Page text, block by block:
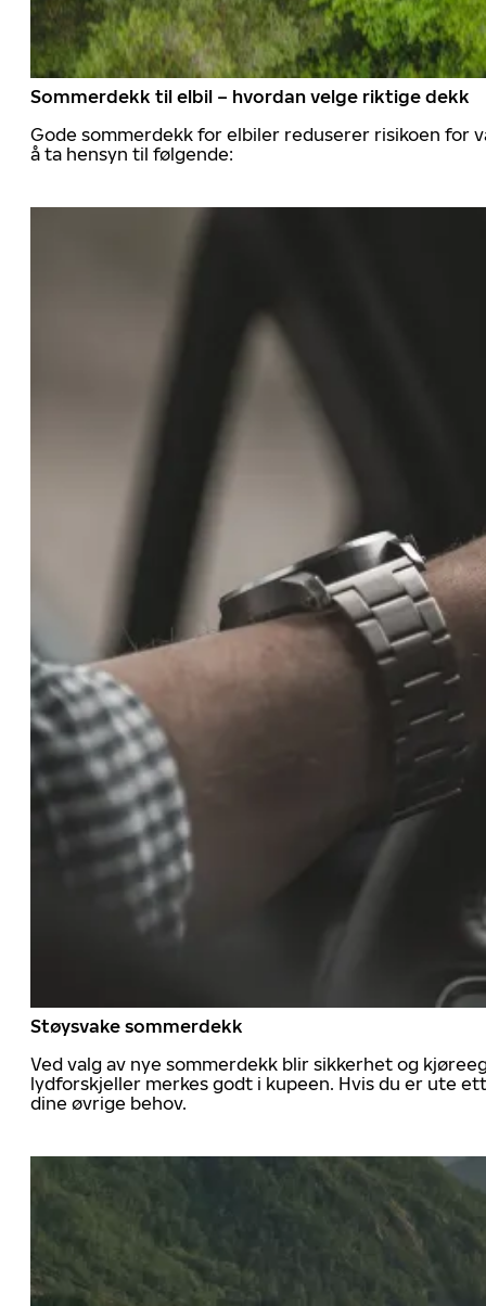
Sommerdekk til elbil – hvordan velge riktige dekk
Gode sommerdekk for elbiler reduserer risikoen for
å ta hensyn til følgende:
Støysvake sommerdekk
Ved valg av nye sommerdekk blir sikkerhet og
lydforskjeller merkes godt i kupeen. Hvis du er ute
dine øvrige behov.